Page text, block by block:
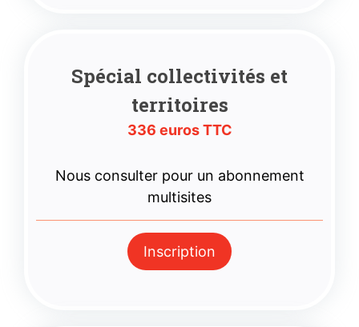
Spécial collectivités et
territoires
336 euros TTC
Nous consulter pour un abonnement
multisites
Inscription